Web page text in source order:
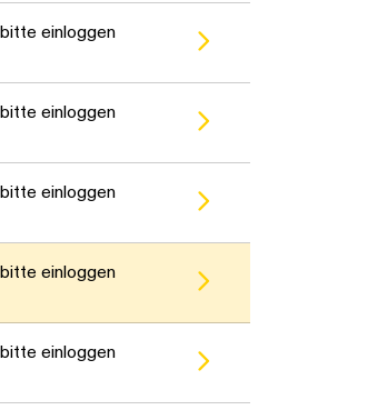
einloggen
einloggen
einloggen
einloggen
einloggen